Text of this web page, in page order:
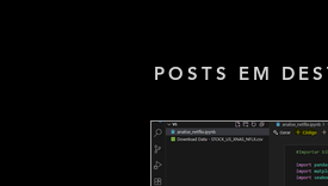
POSTS EM